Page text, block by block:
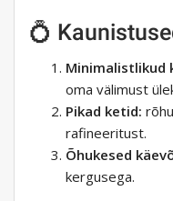
💍
Minimalistlikud
oma välimust
Pikad ketid:
rafineeritust.
Õhukesed
kergusega.